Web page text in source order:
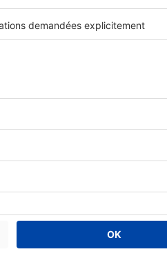
doitrecouvrir entièrement la
pour limiter les infiltrations
et décoration
techniques : ils
couleurs, tons chauds,
Laissez votre créativité